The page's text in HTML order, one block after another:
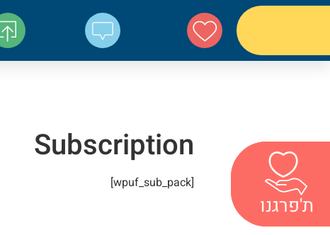
ת'פרגנו
ת'פרגנו
Subscription
[wpuf_sub_pack]